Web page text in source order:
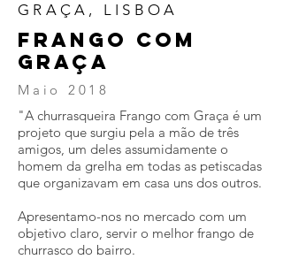
GRAÇA, LISBOA
FRANGO COM
GRAÇA
Maio 2018
"A churrasqueira Frango com Graça é um
projeto que surgiu pela a mão de três
amigos, um deles assumidamente o
homem da grelha em todas as petiscadas
que organizavam em casa uns dos outros.
Apresentamo-nos no mercado com um
objetivo claro, servir o melhor frango de
churrasco do bairro.